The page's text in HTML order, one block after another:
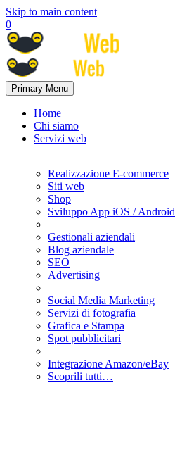
Skip to main content
0
Primary Menu
Home
Chi siamo
Servizi web
Realizzazione E-commerce
Siti web
Shop
Sviluppo App iOS / Android
Gestionali aziendali
Blog aziendale
SEO
Advertising
Social Media Marketing
Servizi di fotografia
Grafica e Stampa
Spot pubblicitari
Integrazione Amazon/eBay
Scoprili tutti…